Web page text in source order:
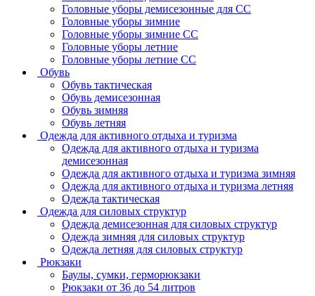
Головные уборы демисезонные для СС
Головные уборы зимние
Головные уборы зимние СС
Головные уборы летние
Головные уборы летние СС
Обувь
Обувь тактическая
Обувь демисезонная
Обувь зимняя
Обувь летняя
Одежда для активного отдыха и туризма
Одежда для активного отдыха и туризма
демисезонная
Одежда для активного отдыха и туризма зимняя
Одежда для активного отдыха и туризма летняя
Одежда тактическая
Одежда для силовых структур
Одежда демисезонная для силовых структур
Одежда зимняя для силовых структур
Одежда летняя для силовых структур
Рюкзаки
Баулы, сумки, герморюкзаки
Рюкзаки от 36 до 54 литров